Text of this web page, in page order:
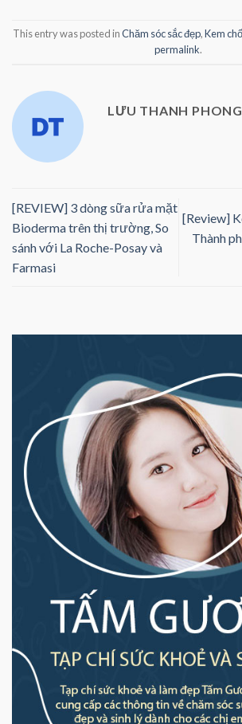
This entry was posted inChăm sóc sắc đẹp,Kem
permalink.
LƯU THANH PHONG
[REVIEW] 3 dòng sữa rửa mặt
Bioderma trên thị trường, So
sánh với La Roche-Posay và
Farmasi
[Review]
Thành